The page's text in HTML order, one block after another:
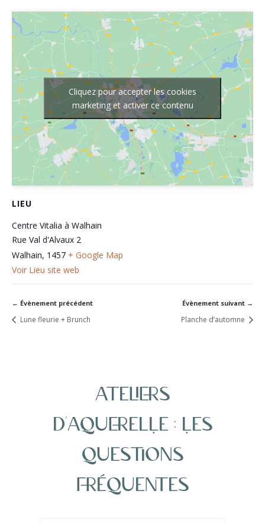
LIEU
Centre Vitalia à Walhain
Rue Val d'Alvaux 2
Walhain, 1457 + Google Map
Voir Lieu site web
Cliquez pour accepter les cookies
marketing et activer ce contenu
Lune fleurie + Brunch Planche d’automne
ateliers
d’aquerelLe : Les
questions
fréquentes